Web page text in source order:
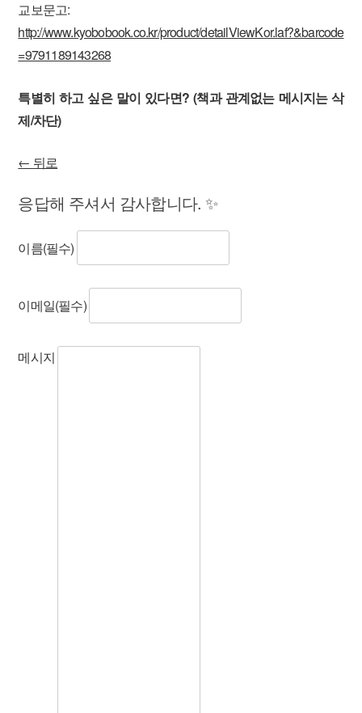
교보문고:
http://www.kyobobook.co.kr/product/detailViewKor.laf?&barcode
=9791189143268
특별히 하고 싶은 말이 있다면? (책과 관계없는 메시지는 삭
제/차단)
← 뒤로
응답해 주셔서 감사합니다. ✨
이름(필수)
이메일(필수)
메시지